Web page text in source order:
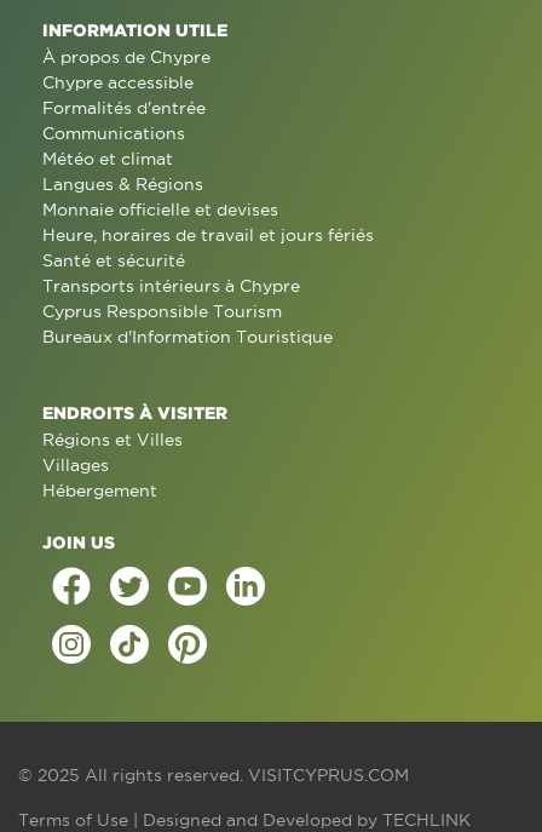
INFORMATION UTILE
À propos de Chypre
Chypre accessible
Formalités d'entrée
Communications
Météo et climat
Langues & Régions
Monnaie officielle et devises
Heure, horaires de travail et jours fériés
Santé et sécurité
Transports intérieurs à Chypre
Cyprus Responsible Tourism
Bureaux d'Information Touristique
ENDROITS À VISITER
Régions et Villes
Villages
Hébergement
JOIN US
© 2025 All rights reserved. VISITCYPRUS.COM
Terms of Use | Designed and Developed by TECHLINK